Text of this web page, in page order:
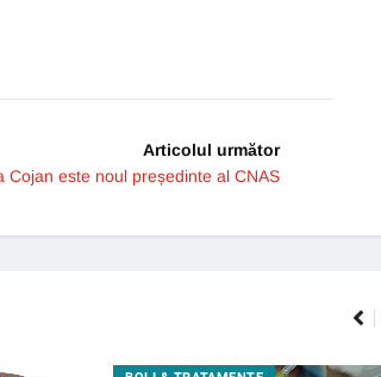
Articolul următor
Cojan este noul președinte al CNAS